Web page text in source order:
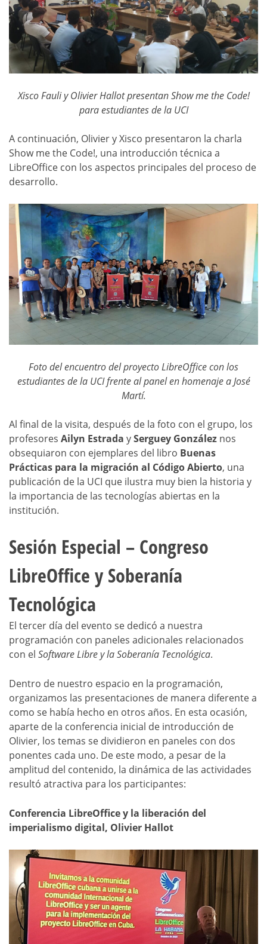
Xisco Fauli y Olivier Hallot presentan Show me the Code!
para estudiantes de la UCI
A continuación, Olivier y Xisco presentaron la charla
Show me the Code!, una introducción técnica a
LibreOffice con los aspectos principales del proceso de
desarrollo.
Foto del encuentro del proyecto LibreOffice con los
estudiantes de la UCI frente al panel en homenaje a José
Martí.
Al final de la visita, después de la foto con el grupo, los
profesores Ailyn Estrada ySerguey González nos
obsequiaron con ejemplares del libro Buenas
Prácticas para la migración al Código Abierto, una
publicación de la UCI que ilustra muy bien la historia y
la importancia de las tecnologías abiertas en la
institución.
Sesión Especial – Congreso
LibreOffice y Soberanía
Tecnológica
El tercer día del evento se dedicó a nuestra
programación con paneles adicionales relacionados
con el Software Libre y la Soberanía Tecnológica.
Dentro de nuestro espacio en la programación,
organizamos las presentaciones de manera diferente a
como se había hecho en otros años. En esta ocasión,
aparte de la conferencia inicial de introducción de
Olivier, los temas se dividieron en paneles con dos
ponentes cada uno. De este modo, a pesar de la
amplitud del contenido, la dinámica de las actividades
resultó atractiva para los participantes:
Conferencia LibreOffice y la liberación del
imperialismo digital, Olivier Hallot